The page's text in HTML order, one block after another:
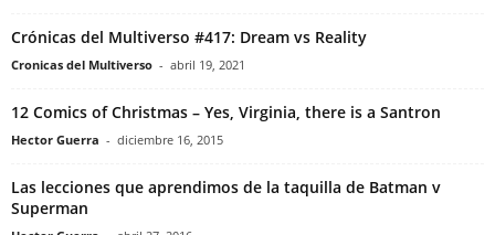
Crónicas del Multiverso #417: Dream vs Reality
Cronicas del Multiverso - abril 19, 2021
12 Comics of Christmas – Yes, Virginia, there is a Santron
Hector Guerra - diciembre 16, 2015
Las lecciones que aprendimos de la taquilla de Batman v
Superman